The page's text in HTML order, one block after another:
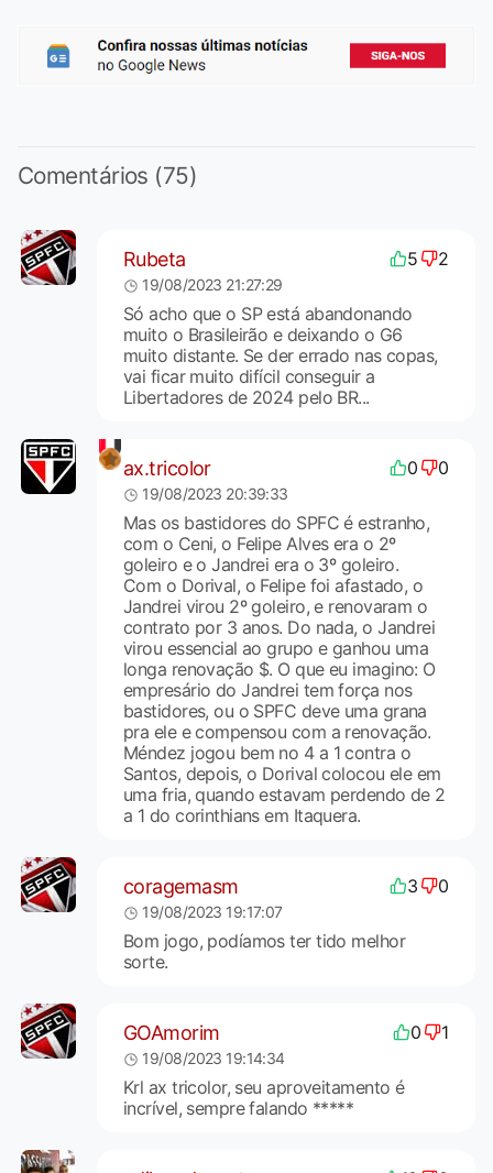
Comentários (75)
Rubeta 5 2
19/08/2023 21:27:29
Só acho que o SP está abandonando
muito o Brasileirão e deixando o G6
muito distante. Se der errado nas copas,
vai ficar muito difícil conseguir a
Libertadores de 2024 pelo BR...
ax.tricolor 0 0
19/08/2023 20:39:33
Mas os bastidores do SPFC é estranho,
com o Ceni, o Felipe Alves era o 2º
goleiro e o Jandrei era o 3º goleiro.
Com o Dorival, o Felipe foi afastado, o
Jandrei virou 2º goleiro, e renovaram o
contrato por 3 anos. Do nada, o Jandrei
virou essencial ao grupo e ganhou uma
longa renovação $. O que eu imagino: O
empresário do Jandrei tem força nos
bastidores, ou o SPFC deve uma grana
pra ele e compensou com a renovação.
Méndez jogou bem no 4 a 1 contra o
Santos, depois, o Dorival colocou ele em
uma fria, quando estavam perdendo de 2
a 1 do corinthians em Itaquera.
coragemasm 3 0
19/08/2023 19:17:07
Bom jogo, podíamos ter tido melhor
sorte.
GOAmorim 0 1
19/08/2023 19:14:34
Krl ax tricolor, seu aproveitamento é
incrível, sempre falando *****